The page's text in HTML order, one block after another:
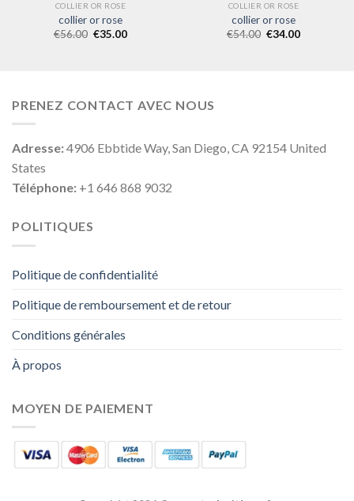
COLLIER OR ROSE
collier or rose
€56.00 €35.00
COLLIER OR ROSE
collier or rose
€54.00 €34.00
PRENEZ CONTACT AVEC NOUS
Adresse:4906 Ebbtide Way, San Diego, CA 92154 United
States
Téléphone: +1 646 868 9032
POLITIQUES
Politique de confidentialité
Politique de remboursement et de retour
Conditions générales
À propos
MOYEN DE PAIEMENT